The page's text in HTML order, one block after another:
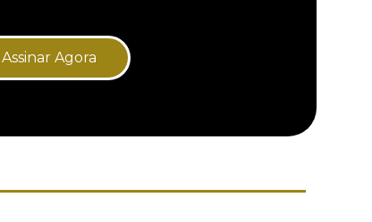
Assinar Agora